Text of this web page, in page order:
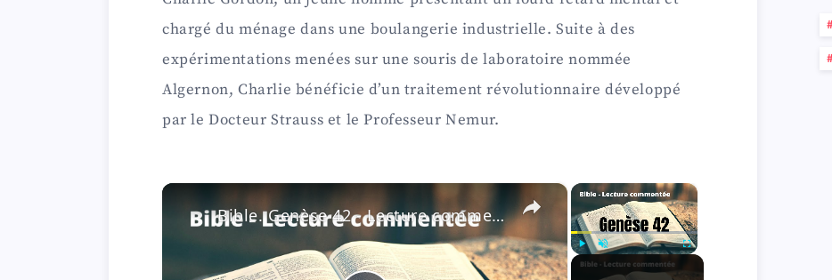
chargé du ménage dans une boulangerie industrielle. Suite à des
expérimentations menées sur une souris de laboratoire nommée
Algernon, Charlie bénéficie d’un traitement révolutionnaire développé
par le Docteur Strauss et le Professeur Nemur.
×
Play Unmute Fullscreen
×
Bible. Genèse 42 - Lecture commentée de la Bible